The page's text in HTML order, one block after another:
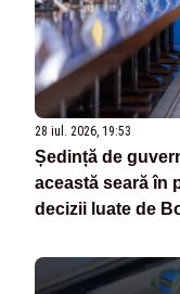
28 iul. 2026, 19:53
Ședință de
această seară în
decizii luate de